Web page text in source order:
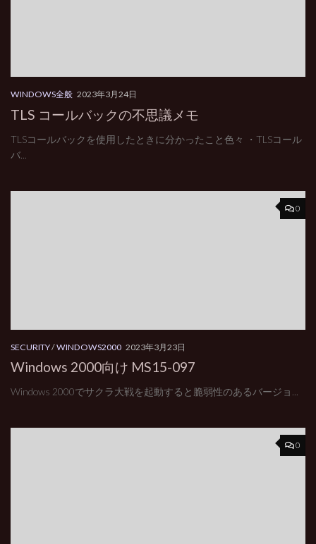
WINDOWS全般 2023年3月24日
TLS コールバックの不思議メモ
TLSコールバックを使用したときに分かったこと色々 ・TLSコール
バ...
0
SECURITY/WINDOWS2000 2023年3月23日
Windows 2000向け MS15-097
Windows 2000でサクラ大戦を起動すると脆弱性のあるバージョ...
0